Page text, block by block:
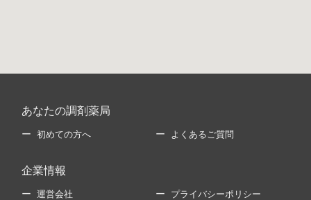
あなたの調剤薬局
初めての方へ よくあるご質問
企業情報
運営会社 プライバシーポリシー